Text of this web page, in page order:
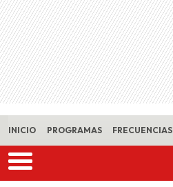
INICIO PROGRAMAS FRECUENCIAS